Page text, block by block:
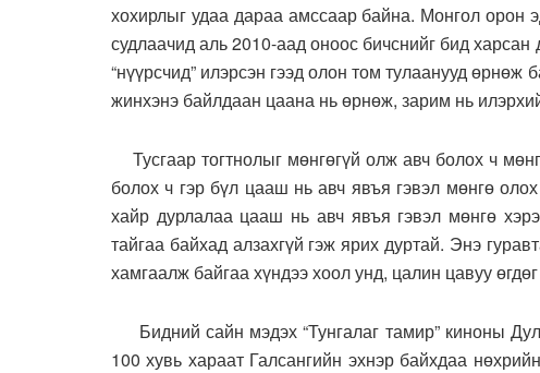
хохирлыг удаа дараа амссаар байна. Монгол орон
судлаачид аль 2010-аад оноос бичснийг бид
“нүүрсчид” илэрсэн гээд олон том тулаанууд
жинхэнэ байлдаан цаана нь өрнөж, зарим нь
Тусгаар тогтнолыг мөнгөгүй олж авч болох ч
болох ч гэр бүл цааш нь авч явъя гэвэл мөнгө
хайр дурлалаа цааш нь авч явъя гэвэл мөнгө
тайгаа байхад алзахгүй гэж ярих дуртай. Энэ
хамгаалж байгаа хүндээ хоол унд, цалин цавуу
Бидний сайн мэдэх “Тунгалаг тамир” киноны
100 хувь хараат Галсангийн эхнэр байхдаа